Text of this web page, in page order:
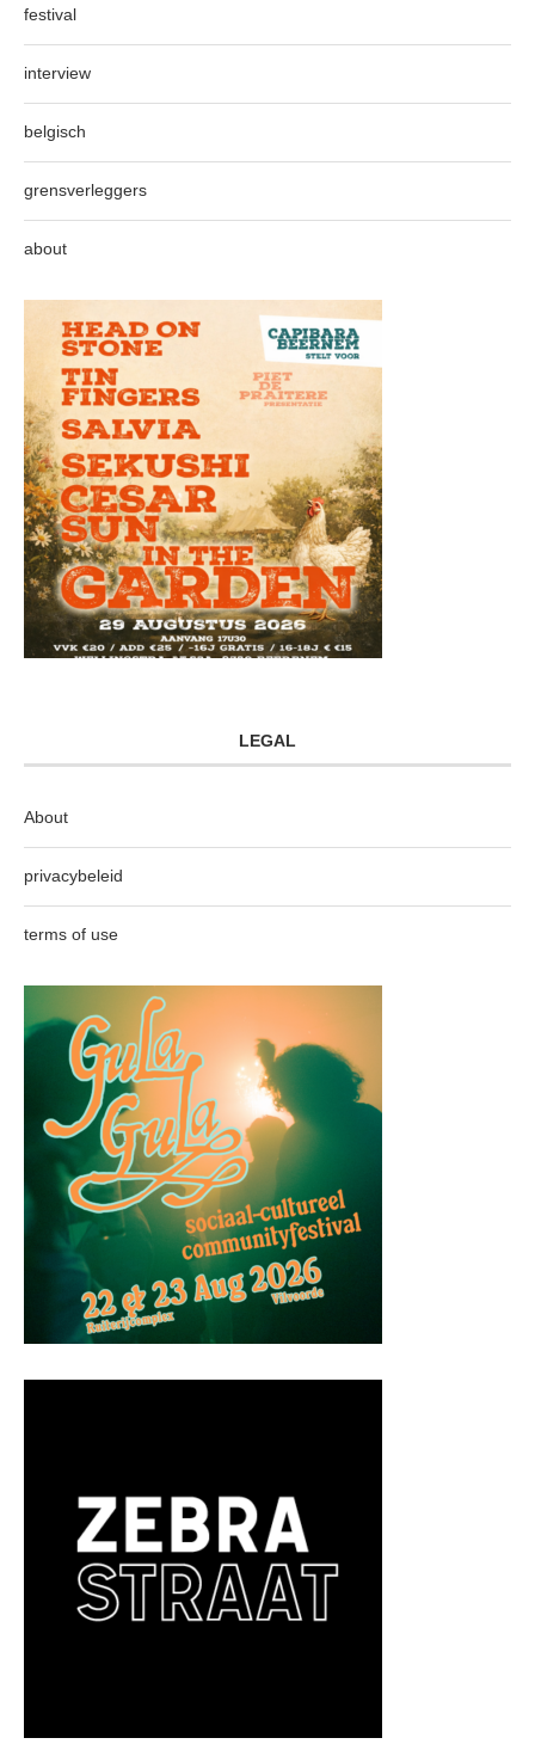
festival
interview
belgisch
grensverleggers
about
LEGAL
About
privacybeleid
terms of use